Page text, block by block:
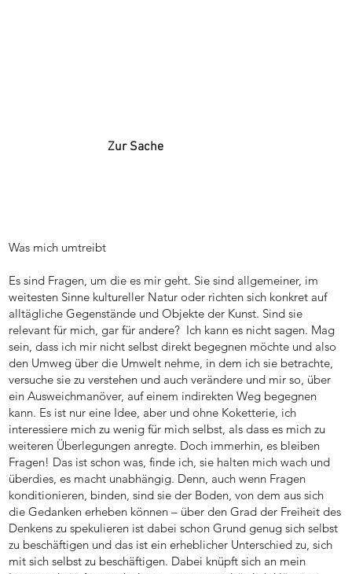
Zur Sache
Was mich umtreibt
Es sind Fragen, um die es mir geht. Sie sind allgemeiner, im
weitesten Sinne kultureller Natur oder richten sich konkret auf
alltägliche Gegenstände und Objekte der Kunst. Sind sie
relevant für mich, gar für andere? Ich kann es nicht sagen. Mag
sein, dass ich mir nicht selbst direkt begegnen möchte und also
den Umweg über die Umwelt nehme, in dem ich sie betrachte,
versuche sie zu verstehen und auch verändere und mir so, über
ein Ausweichmanöver, auf einem indirekten Weg begegnen
kann. Es ist nur eine Idee, aber und ohne Koketterie, ich
interessiere mich zu wenig für mich selbst, als dass es mich zu
weiteren Überlegungen anregte. Doch immerhin, es bleiben
Fragen! Das ist schon was, finde ich, sie halten mich wach und
überdies, es macht unabhängig. Denn, auch wenn Fragen
konditionieren, binden, sind sie der Boden, von dem aus sich
die Gedanken erheben können – über den Grad der Freiheit des
Denkens zu spekulieren ist dabei schon Grund genug sich selbst
zu beschäftigen und das ist ein erheblicher Unterschied zu, sich
mit sich selbst zu beschäftigen. Dabei knüpft sich an mein